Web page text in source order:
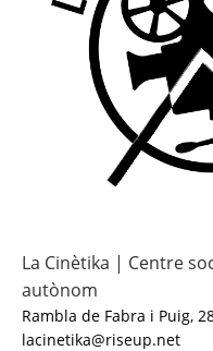
La Cinètika | Centre
autònom
Rambla de Fabra i Puig,
lacinetika@riseup.net